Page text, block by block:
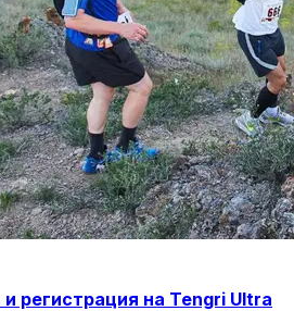
регистрация на Tengri Ultra